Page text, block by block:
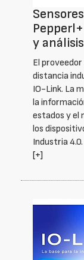
y
El
distancia
IO-Link. La
la
estados y el
los
Industria 4.0.
[+]